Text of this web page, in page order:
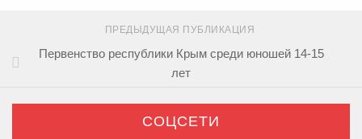
ПРЕДЫДУЩАЯ ПУБЛИКАЦИЯ
Первенство республики Крым среди юношей 14-15
лет
СОЦСЕТИ